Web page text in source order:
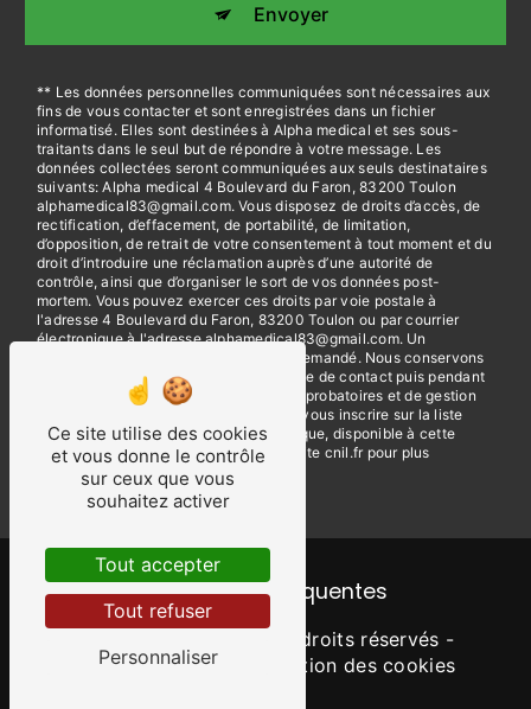
Envoyer
** Les données personnelles communiquées sont nécessaires aux
fins de vous contacter et sont enregistrées dans un fichier
informatisé. Elles sont destinées à Alpha medical et ses sous-
traitants dans le seul but de répondre à votre message. Les
données collectées seront communiquées aux seuls destinataires
suivants: Alpha medical 4 Boulevard du Faron, 83200 Toulon
alphamedical83@gmail.com. Vous disposez de droits d’accès, de
rectification, d’effacement, de portabilité, de limitation,
d’opposition, de retrait de votre consentement à tout moment et du
droit d’introduire une réclamation auprès d’une autorité de
contrôle, ainsi que d’organiser le sort de vos données post-
mortem. Vous pouvez exercer ces droits par voie postale à
l'adresse 4 Boulevard du Faron, 83200 Toulon ou par courrier
électronique à l'adresse alphamedical83@gmail.com. Un
justificatif d'identité pourra vous être demandé. Nous conservons
vos données pendant la période de prise de contact puis pendant
la durée de prescription légale aux fins probatoires et de gestion
des contentieux. Vous avez le droit de vous inscrire sur la liste
d'opposition au démarchage téléphonique, disponible à cette
adresse: Bloctel.gouv.fr. Consultez le site cnil.fr pour plus
d’informations sur vos droits.
Recherches fréquentes
- 2026 - Tous droits réservés -
Mentions légales
Gestion des cookies
Ce site utilise des cookies
et vous donne le contrôle
sur ceux que vous
souhaitez activer
Tout accepter
Tout refuser
Personnaliser